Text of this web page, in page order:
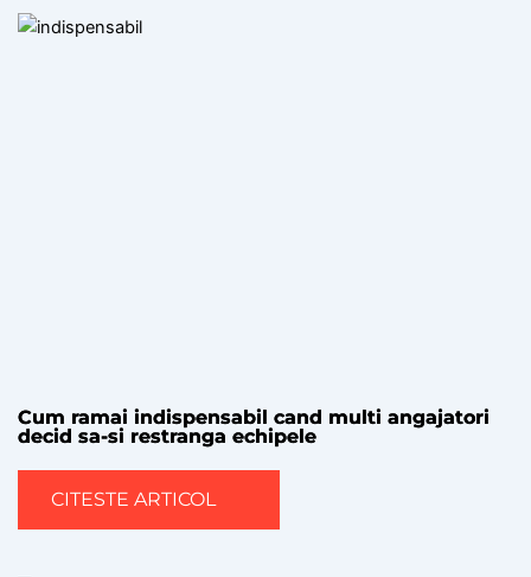
Cum ramai indispensabil cand multi angajatori
decid sa-si restranga echipele
CITESTE ARTICOL